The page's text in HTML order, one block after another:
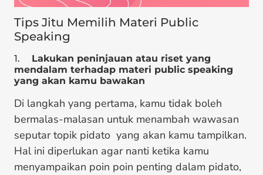
Tips Jitu Memilih Materi Public
Speaking
1. Lakukan peninjauan atau riset yang
mendalam terhadap materi public speaking
yang akan kamu bawakan
Di langkah yang pertama, kamu tidak boleh
bermalas-malasan untuk menambah wawasan
seputar topik pidato yang akan kamu tampilkan.
Hal ini diperlukan agar nanti ketika kamu
menyampaikan poin poin penting dalam pidato,